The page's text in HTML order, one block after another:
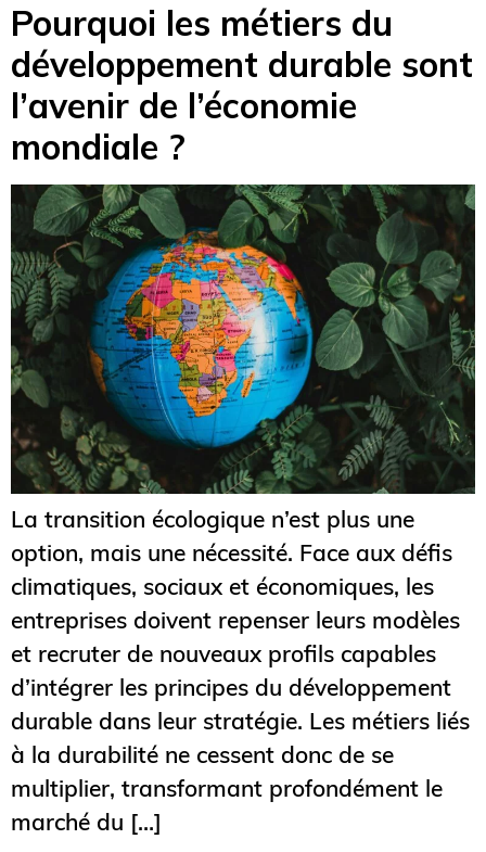
Pourquoi les métiers du
développement durable sont
l’avenir de l’économie
mondiale ?
La transition écologique n’est plus une
option, mais une nécessité. Face aux défis
climatiques, sociaux et économiques, les
entreprises doivent repenser leurs modèles
et recruter de nouveaux profils capables
d’intégrer les principes du développement
durable dans leur stratégie. Les métiers liés
à la durabilité ne cessent donc de se
multiplier, transformant profondément le
marché du […]